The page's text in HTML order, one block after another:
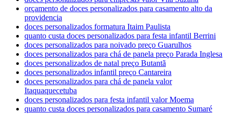
orçamento de doces personalizados para casamento alto da
providencia
doces personalizados formatura Itaim Paulista
quanto custa doces personalizados para festa infantil Berrini
doces personalizados para noivado preço Guarulhos
doces personalizados para chá de panela preço Parada Inglesa
doces personalizados de natal preço Butantã
doces personalizados infantil preço Cantareira
doces personalizados para chá de panela valor
Itaquaquecetuba
doces personalizados para festa infantil valor Moema
quanto custa doces personalizados para casamento Sumaré